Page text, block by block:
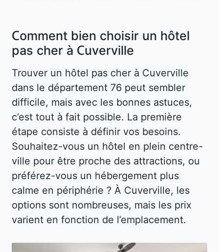
Comment bien choisir un hôtel
pas cher à Cuverville
Trouver un hôtel pas cher à Cuverville
dans le département 76 peut sembler
difficile, mais avec les bonnes astuces,
c’est tout à fait possible. La première
étape consiste à définir vos besoins.
Souhaitez-vous un hôtel en plein centre-
ville pour être proche des attractions, ou
préférez-vous un hébergement plus
calme en périphérie ? À Cuverville, les
options sont nombreuses, mais les prix
varient en fonction de l’emplacement.